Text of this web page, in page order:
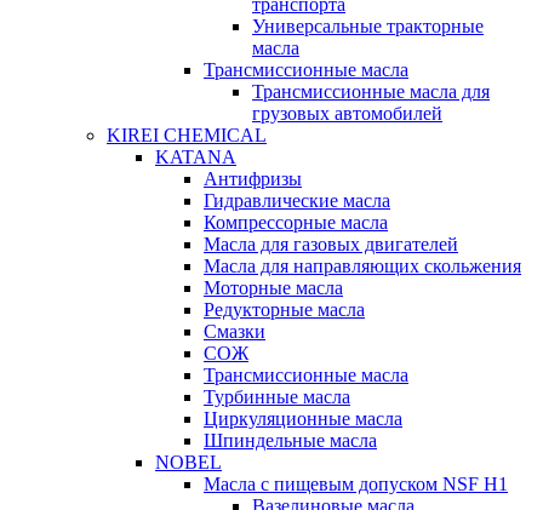
транспорта
Универсальные тракторные
масла
Трансмиссионные масла
Трансмиссионные масла для
грузовых автомобилей
KIREI CHEMICAL
KATANA
Антифризы
Гидравлические масла
Компрессорные масла
Масла для газовых двигателей
Масла для направляющих скольжения
Моторные масла
Редукторные масла
Смазки
СОЖ
Трансмиссионные масла
Турбинные масла
Циркуляционные масла
Шпиндельные масла
NOBEL
Масла с пищевым допуском NSF H1
Вазелиновые масла